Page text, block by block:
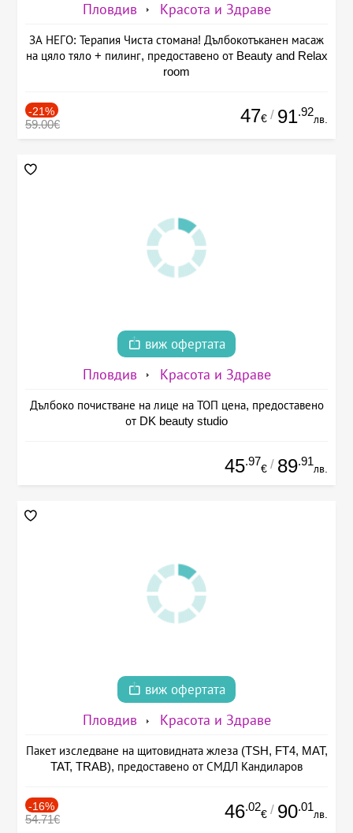
Пловдив Красота и Здраве
ЗА НЕГО: Терапия Чиста стомана! Дълбокотъканен масаж
на цяло тяло + пилинг, предоставено от Beauty and Relax
room
-21%
59.00€ 47€ / 91.92
лв.
виж офертата
Пловдив Красота и Здраве
Дълбоко почистване на лице на ТОП цена, предоставено
от DK beauty studio
45.97
€ / 89.91
лв.
виж офертата
Пловдив Красота и Здраве
Пакет изследване на щитовидната жлеза (TSH, FT4, MAT,
TAT, TRAB), предоставено от СМДЛ Кандиларов
-16%
54.71€ 46.02
€ / 90.01
лв.